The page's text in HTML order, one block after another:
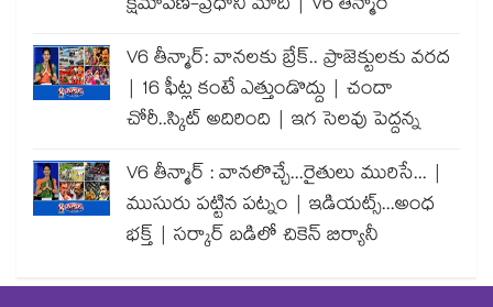
V6 తీన్మార్: వానలకు బ్రేక్.. ప్రాజెక్టులకు వరద
| 16 ఫీట్ల కంటే ఎత్తుండొద్దు | చందా
చోరీ..స్కిట్ అదిరింది | ఇగ సెలవు పెద్దన్న
V6 తీన్మార్ : వానలొచ్చే...రైతులు మురిసే... |
ముసురు పట్టిన పట్నం | ఇడియట్స్...అంధ
భక్త్ | సర్కార్ బడిలో చికెన్ బిర్యానీ